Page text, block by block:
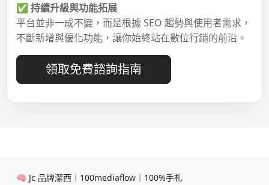
✅ 持續升級與功能拓展
平台並非一成不變，而是根據 SEO 趨勢與使用者需求，
不斷新增與優化功能，讓你始終站在數位行銷的前沿。
領取免費諮詢指南
🧠 Jc 品牌潔西｜100mediaflow｜100%手札